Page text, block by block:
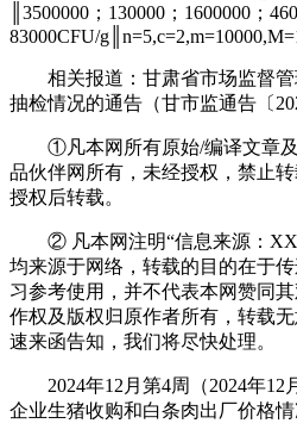
║3500000；130000；1600000；
83000CFU/
相关报道：甘肃省市场监督管
抽检情况的通告（甘市监通告〔
①凡本网所有原始/编译文章及
品伙伴网所有，未经授权，禁止
授权后转载。
② 凡本网注明“信息来源：
均来源于网络，转载的目的在于
习参考使用，并不代表本网赞同
作权及版权归原作者所有，转载
速来函告知，我们将尽快处理。
2024年12月第4周（2024年12
企业生猪收购和白条肉出厂价格